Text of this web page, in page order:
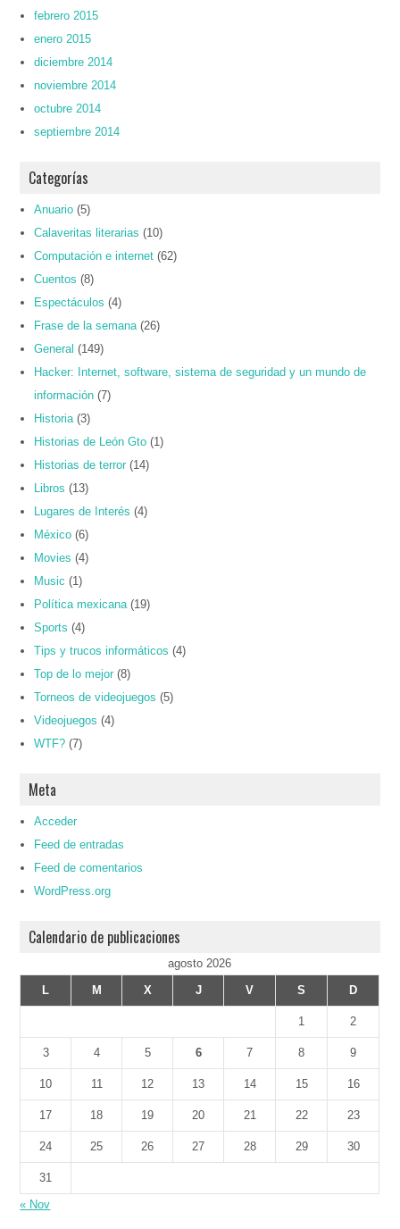
febrero 2015
enero 2015
diciembre 2014
noviembre 2014
octubre 2014
septiembre 2014
Categorías
Anuario (5)
Calaveritas literarias (10)
Computación e internet (62)
Cuentos (8)
Espectáculos (4)
Frase de la semana (26)
General (149)
Hacker: Internet, software, sistema de seguridad y un mundo de
información (7)
Historia (3)
Historias de León Gto (1)
Historias de terror (14)
Libros (13)
Lugares de Interés (4)
México (6)
Movies (4)
Music (1)
Política mexicana (19)
Sports (4)
Tips y trucos informáticos (4)
Top de lo mejor (8)
Torneos de videojuegos (5)
Videojuegos (4)
WTF? (7)
Meta
Acceder
Feed de entradas
Feed de comentarios
WordPress.org
Calendario de publicaciones
agosto 2026
L
M X J V S D
1 2
3 4 5 6 7 8 9
10 11 12 13 14 15 16
17 18 19 20 21 22 23
24 25 26 27 28 29 30
31
« Nov